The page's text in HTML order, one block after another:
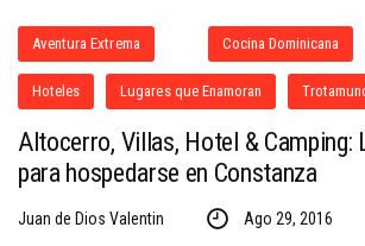
Aventura Extrema Cocina Dominicana
Hoteles Lugares que Enamoran
Altocerro, Villas, Hotel & Camping:
para hospedarse en Constanza
Juan de Dios Valentin Ago 29, 2016